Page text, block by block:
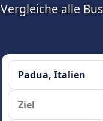
Vergleiche alle